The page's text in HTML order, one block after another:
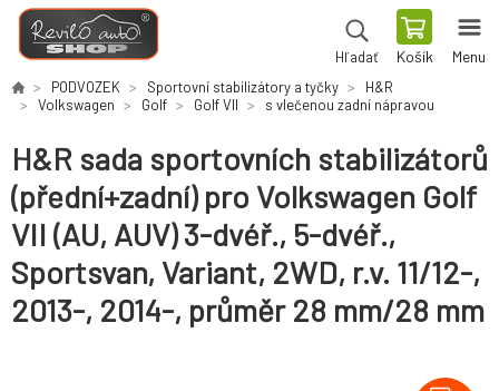
Hľadať Košík Menu
PODVOZEK Sportovní stabilizátory a tyčky
H&R
Volkswagen
Golf Golf VII s vlečenou zadní nápravou
H&R sada sportovních stabilizátorů
(přední+zadní) pro Volkswagen Golf
VII (AU, AUV) 3-dvéř., 5-dvéř.,
Sportsvan, Variant, 2WD, r.v. 11/12-,
2013-, 2014-, průměr 28 mm/28 mm